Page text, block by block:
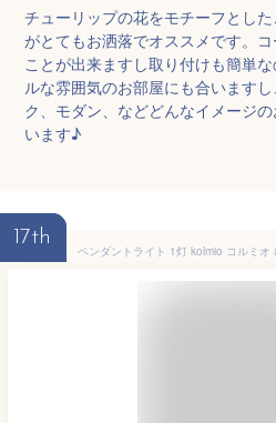
チューリップの花をモチーフとし
がとてもお洒落でオススメです。
ことが出来ますし取り付けも簡単
ルな雰囲気のお部屋にも合います
ク、モダン、などどんなイメージ
います♪
17th